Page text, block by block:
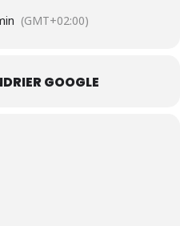
(GMT+02:00)
GOOGLE